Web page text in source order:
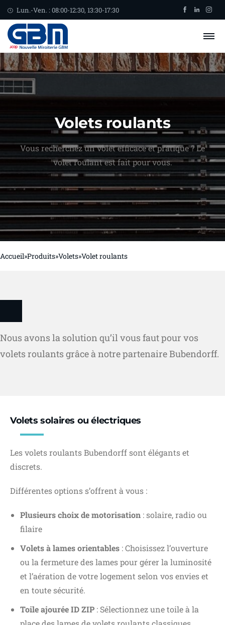
Lun.-Ven. : 08:00-12:30, 13:30-17:30
Volets roulants
Vous recherchez un volet efficace et pratique ? Le
volet roulant est fait pour vous.
Accueil»Produits»Volets»Volet roulants
Nous avons la solution qu’il vous faut pour vos
volets roulants grâce à notre partenaire Bubendorff.
Volets solaires ou électriques
Les volets roulants Bubendorff sont élégants et
discrets.
Différentes options s’offrent à vous :
Plusieurs choix de motorisation : solaire, radio ou
filaire
Volets à lames orientables : Choisissez l’ouverture
ou la fermeture des lames pour gérer la luminosité
et l’aération de votre logement selon vos envies et
en toute sécurité.
Toile ajourée ID ZIP : Sélectionnez une toile à la